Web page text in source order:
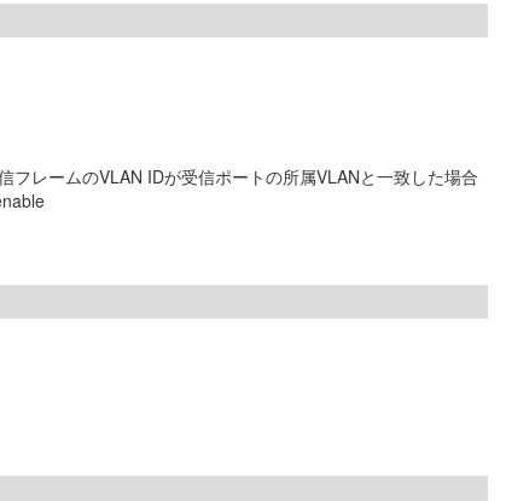
レームのVLAN IDが受信ポートの所属VLANと一致した場合